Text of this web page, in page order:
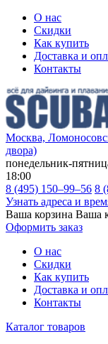
О нас
Скидки
Как купить
Доставка и
Контакты
Москва,
двора)
понедельник-
18:00
8 (495) 150–99–56 8
Узнать адреса и
Ваша корзина Ваша
Оформить заказ
О нас
Скидки
Как купить
Доставка и
Контакты
Каталог товаров